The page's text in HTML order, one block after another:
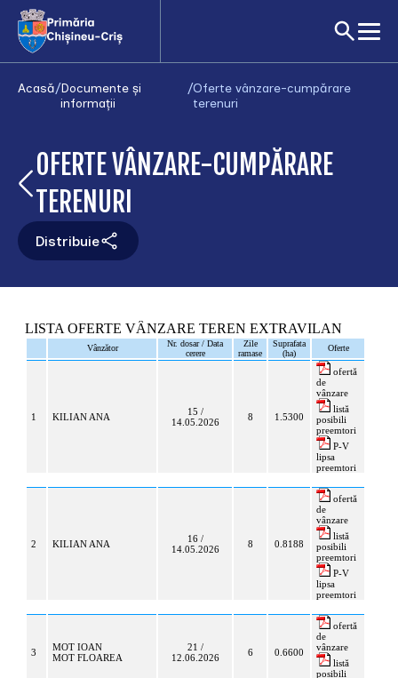
Acasă/Documente și
informații
/Oferte vânzare-cumpărare
terenuri
OFERTE VÂNZARE-CUMPĂRARE
TERENURI
Distribuie